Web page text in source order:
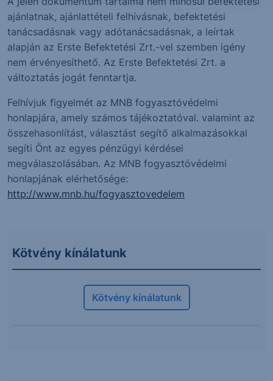
ajánlatnak, ajánlattételi felhívásnak, befektetési
tanácsadásnak vagy adótanácsadásnak, a leírtak
alapján az Erste Befektetési Zrt.-vel szemben igény
nem érvényesíthető. Az Erste Befektetési Zrt. a
változtatás jogát fenntartja.
Felhívjuk figyelmét az MNB fogyasztóvédelmi
honlapjára, amely számos tájékoztatóval. valamint az
összehasonlítást, választást segítő alkalmazásokkal
segíti Önt az egyes pénzügyi kérdései
megválaszolásában. Az MNB fogyasztóvédelmi
honlapjának elérhetősége:
http://www.mnb.hu/fogyasztovedelem
Kötvény kínálatunk
Kötvény kínálatunk